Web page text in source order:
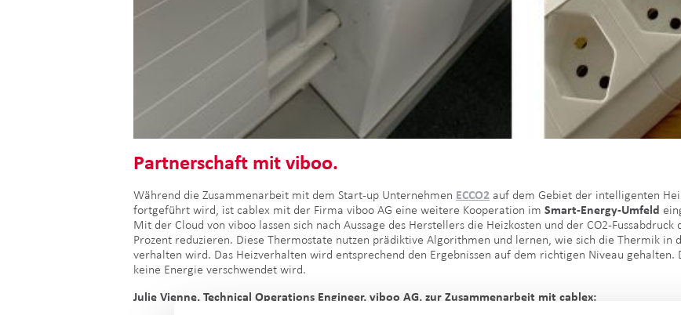
Partnerschaft mit viboo.
Während die Zusammenarbeit mit dem Start-up Unternehmen ECCO2 auf dem Gebiet der intelligenten
fortgeführt wird, ist cablex mit der Firma viboo AG eine weitere Kooperation im Smart-Energy-Umfeld
Mit der Cloud von viboo lassen sich nach Aussage des Herstellers die Heizkosten und der CO2-
Prozent reduzieren. Diese Thermostate nutzen prädiktive Algorithmen und lernen, wie sich die Thermik in
verhalten wird. Das Heizverhalten wird entsprechend den Ergebnissen auf dem richtigen Niveau
keine Energie verschwendet wird.
Julie Vienne, Technical Operations Engineer, viboo AG, zur Zusammenarbeit mit cablex: